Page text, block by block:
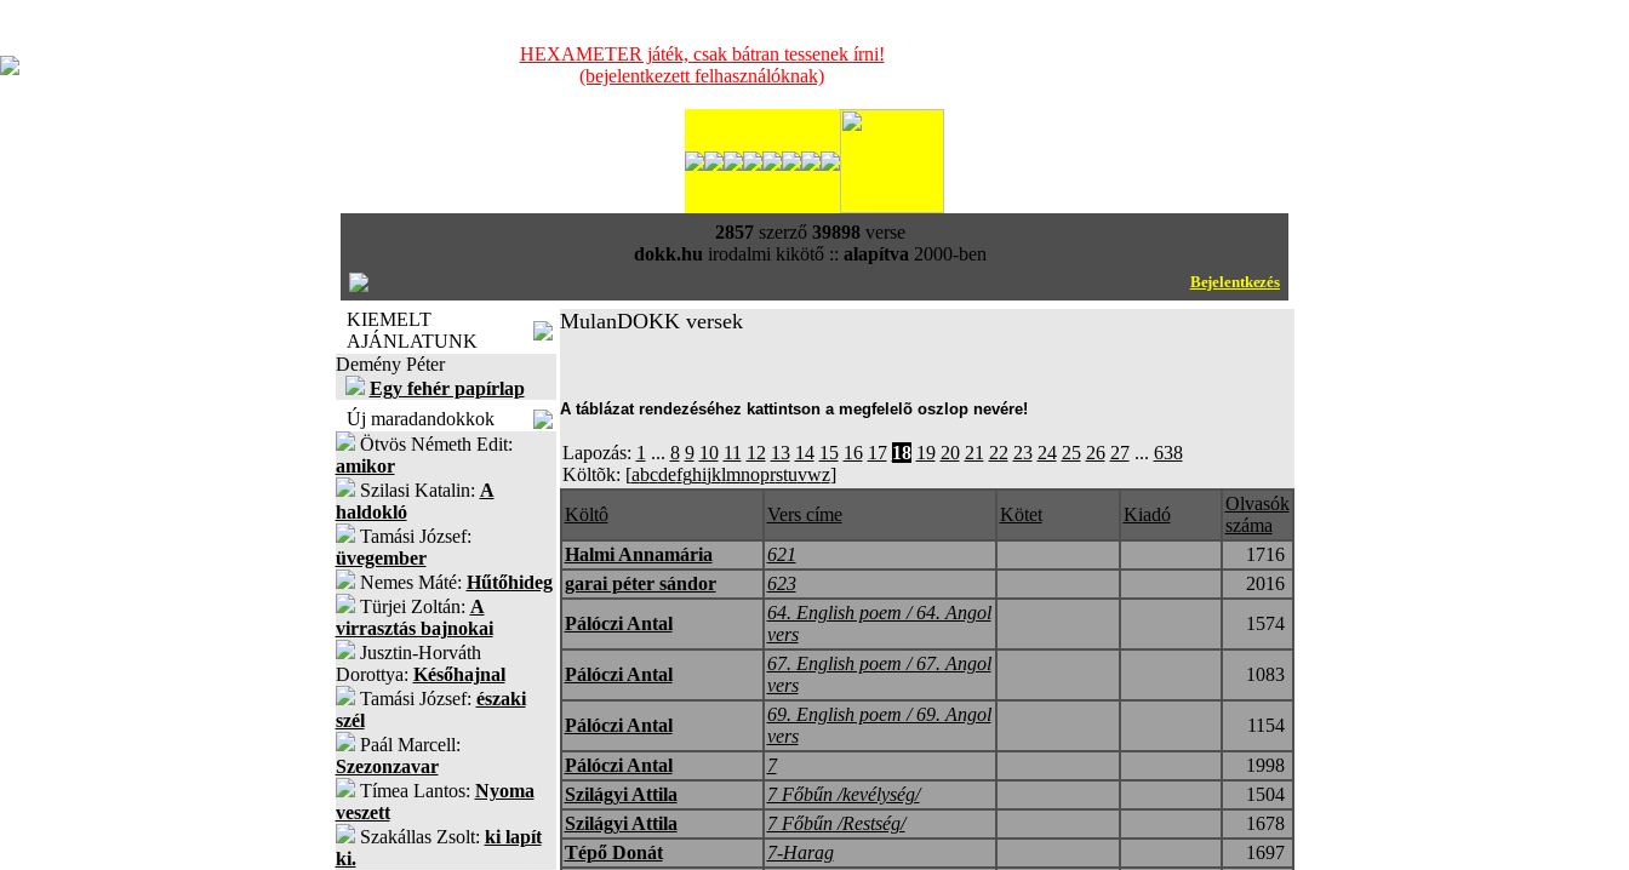
HEXAMETER játék, csak bátran tessenek írni!
(bejelentkezett felhasználóknak)
2857szerző 39898verse
dokk.hu irodalmi kikötő :: alapítva 2000-ben
Bejelentkezés
KIEMELT
AJÁNLATUNK
Demény Péter
Egy fehér papírlap
Új maradandokkok
Ötvös Németh Edit:
amikor
Szilasi Katalin: A
haldokló
Tamási József:
üvegember
Nemes Máté: Hűtőhideg
Türjei Zoltán: A
virrasztás bajnokai
Jusztin-Horváth
Dorottya: Későhajnal
Tamási József: északi
szél
Paál Marcell:
Szezonzavar
Tímea Lantos: Nyoma
veszett
Szakállas Zsolt: ki lapít
ki.
MulanDOKK versek
A táblázat rendezéséhez kattintson a megfelelõ oszlop nevére!
Lapozás: 1 ... 8 9 10 11 12 13 14 15 16 17 18 19 20 21 22 23 24 25 26 27... 638
Költõk: [abcdefghijklmnoprstuvwz]
Költô
Vers címe Kötet Kiadó
Olvasók
száma
Halmi Annamária
621
1716
garai péter sándor
623
2016
Pálóczi Antal
64. English poem / 64. Angol
vers
1574
Pálóczi Antal
67. English poem / 67. Angol
vers
1083
Pálóczi Antal
69. English poem / 69. Angol
vers
1154
Pálóczi Antal
7
1998
Szilágyi Attila
7 Főbűn /kevélység/
1504
Szilágyi Attila
7 Főbűn /Restség/
1678
Tépő Donát
7-Harag
1697